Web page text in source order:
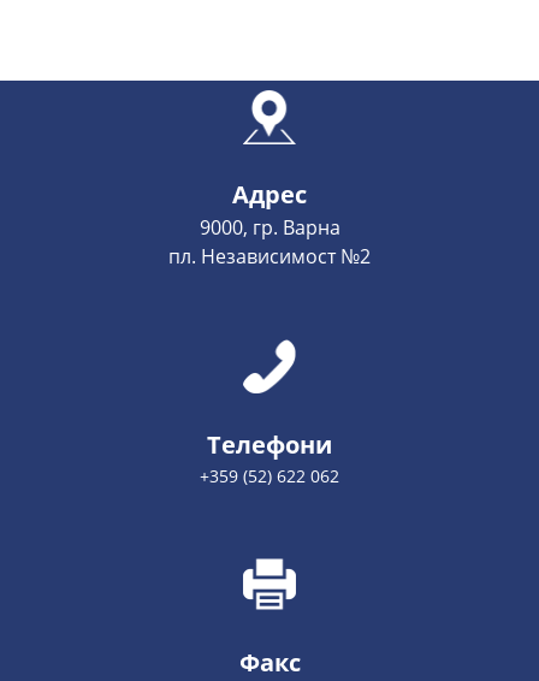
Адрес
9000, гр. Варна
пл. Независимост №2
Телефони
+359 (52) 622 062
Факс